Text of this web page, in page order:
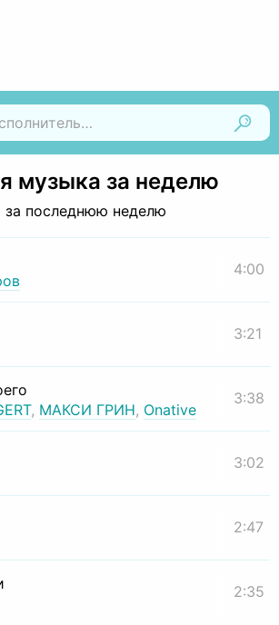
музыка за неделю
последнюю неделю
4:00
3:21
, МАКСИ ГРИН, Onative
3:38
3:02
2:47
2:35